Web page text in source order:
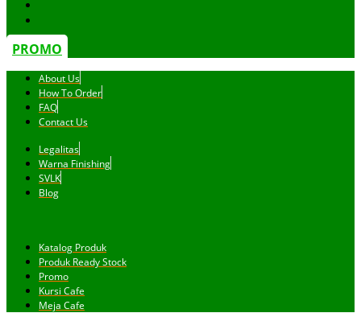
PROMO
About Us
How To Order
FAQ
Contact Us
Legalitas
Warna Finishing
SVLK
Blog
Katalog Produk
Produk Ready Stock
Promo
Kursi Cafe
Meja Cafe